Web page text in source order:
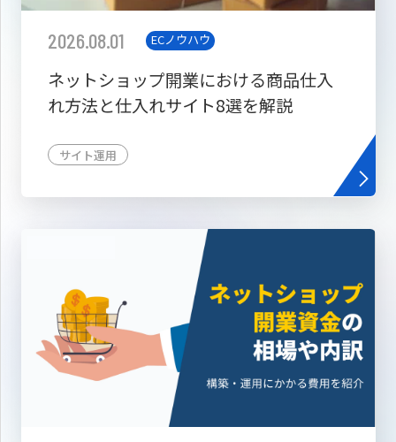
2026.08.01 ECノウハウ
ネットショップ開業における商品仕入
れ方法と仕入れサイト8選を解説
サイト運用